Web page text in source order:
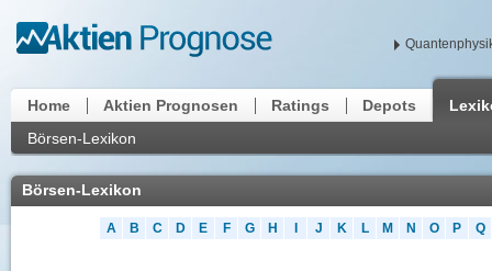
Home Aktien Prognosen Ratings Depots
Börsen-Lexikon
Börsen-Lexikon
A B C D E F G H J K L M N O P Q